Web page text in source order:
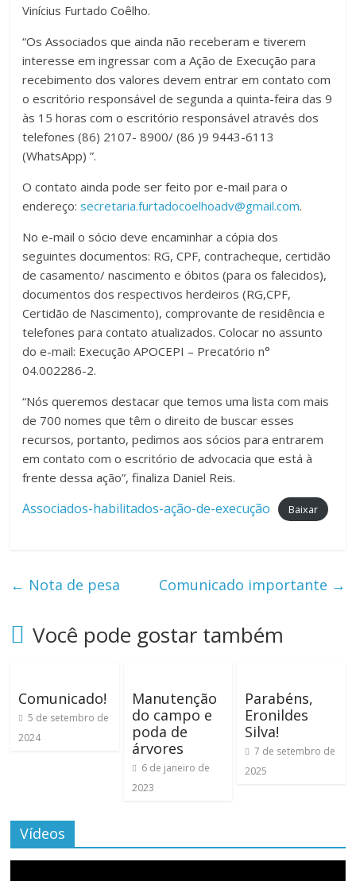
Vinícius Furtado Coêlho.
“Os Associados que ainda não receberam e tiverem
interesse em ingressar com a Ação de Execução para
recebimento dos valores devem entrar em contato com
o escritório responsável de segunda a quinta-feira das 9
às 15 horas com o escritório responsável através dos
telefones (86) 2107- 8900/ (86 )9 9443-6113
(WhatsApp) ”.
O contato ainda pode ser feito por e-mail para o
endereço:secretaria.furtadocoelhoadv@gmail.com.
No e-mail o sócio deve encaminhar a cópia dos
seguintes documentos: RG, CPF, contracheque, certidão
de casamento/ nascimento e óbitos (para os falecidos),
documentos dos respectivos herdeiros (RG,CPF,
Certidão de Nascimento), comprovante de residência e
telefones para contato atualizados. Colocar no assunto
do e-mail: Execução APOCEPI – Precatório n°
04.002286-2.
“Nós queremos destacar que temos uma lista com mais
de 700 nomes que têm o direito de buscar esses
recursos, portanto, pedimos aos sócios para entrarem
em contato com o escritório de advocacia que está à
frente dessa ação”, finaliza Daniel Reis.
Associados-habilitados-ação-de-execução Baixar
← Nota de pesa Comunicado importante →
Você pode gostar também
Comunicado!
5 de setembro de
2024
Manutenção
do campo e
poda de
árvores
6 de janeiro de
2023
Parabéns,
Eronildes
Silva!
7 de setembro de
2025
Vídeos